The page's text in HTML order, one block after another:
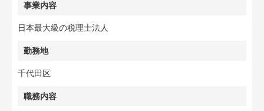
事業内容
日本最大級の税理士法人
勤務地
千代田区
職務内容